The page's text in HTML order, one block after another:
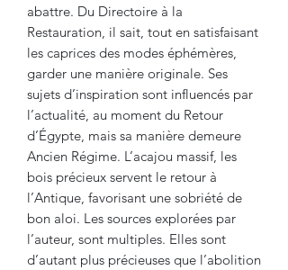
abattre. Du Directoire à la
Restauration, il sait, tout en satisfaisant
les caprices des modes éphémères,
garder une manière originale. Ses
sujets d’inspiration sont influencés par
l’actualité, au moment du Retour
d’Égypte, mais sa manière demeure
Ancien Régime. L’acajou massif, les
bois précieux servent le retour à
l’Antique, favorisant une sobriété de
bon aloi. Les sources explorées par
l’auteur, sont multiples. Elles sont
d’autant plus précieuses que l’abolition